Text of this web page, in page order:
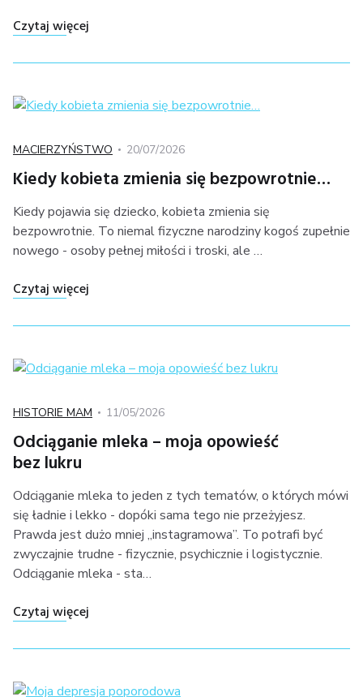
Czytaj więcej
Kategoria
MACIERZYŃSTWO
Posted
20/07/2026
Kiedy kobieta zmienia się bezpowrotnie…
Kiedy pojawia się dziecko, kobieta zmienia się
bezpowrotnie. To niemal fizyczne narodziny kogoś zupełnie
nowego - osoby pełnej miłości i troski, ale …
Czytaj więcej
Kategoria
HISTORIE MAM
Posted
11/05/2026
Odciąganie mleka – moja opowieść
bez lukru
Odciąganie mleka to jeden z tych tematów, o których mówi
się ładnie i lekko - dopóki sama tego nie przeżyjesz.
Prawda jest dużo mniej „instagramowa”. To potrafi być
zwyczajnie trudne - fizycznie, psychicznie i logistycznie.
Odciąganie mleka - sta…
Czytaj więcej